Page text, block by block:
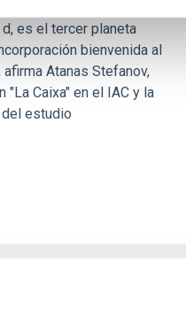
es el tercer planeta
bienvenida al
Atanas Stefanov,
Caixa" en el IAC y la
del estudio